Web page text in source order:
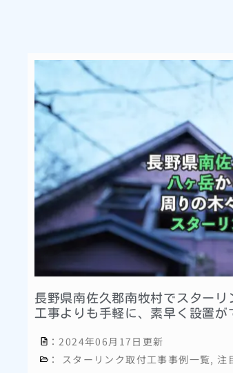
長野県南佐久郡南牧村でスター
工事よりも手軽に、素早く設置が
：2024年06月17日更新
：
スターリンク取付工事事例一覧,注